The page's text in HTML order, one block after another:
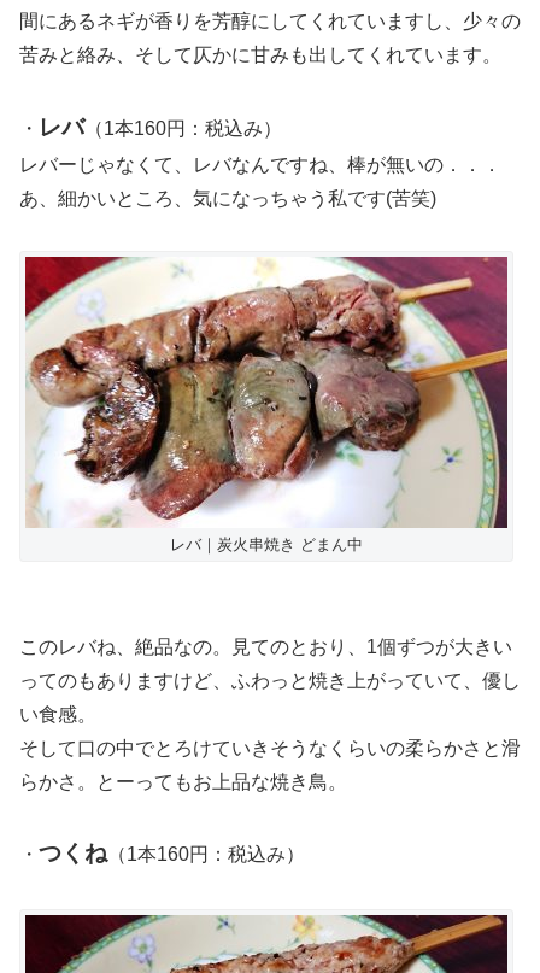
間にあるネギが香りを芳醇にしてくれていますし、少々の
苦みと絡み、そして仄かに甘みも出してくれています。
・ レバ（1本160円：税込み）
レバーじゃなくて、レバなんですね、棒が無いの．．．
あ、細かいところ、気になっちゃう私です(苦笑)
レバ｜炭火串焼き どまん中
このレバね、絶品なの。見てのとおり、1個ずつが大きい
ってのもありますけど、ふわっと焼き上がっていて、優し
い食感。
そして口の中でとろけていきそうなくらいの柔らかさと滑
らかさ。とーってもお上品な焼き鳥。
・ つくね （1本160円：税込み）